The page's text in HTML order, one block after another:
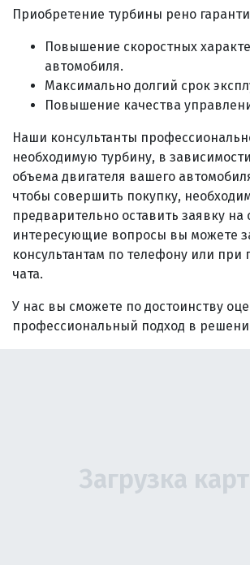
Приобретение турбины рено
Повышение скоростных
автомобиля.
Максимально долгий срок
Повышение качества
Наши консультанты
необходимую турбину, в
объема двигателя вашего
чтобы совершить покупку,
предварительно оставить заявку на
интересующие вопросы вы можете
консультантам по телефону или
чата.
У нас вы сможете по достоинству
профессиональный подход в